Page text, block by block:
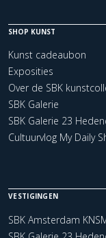
SHOP KUNST
Kunst cadeaubon
Exposities
Over de SBK
SBK Galerie
SBK Galerie 23
Cultuurvlog My Daily
VESTIGINGEN
SBK Amsterdam